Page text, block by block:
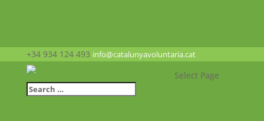
+34 934 124 493 info@catalunyavoluntaria.cat
Select Page